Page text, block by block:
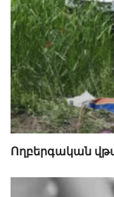
Ողբերգական